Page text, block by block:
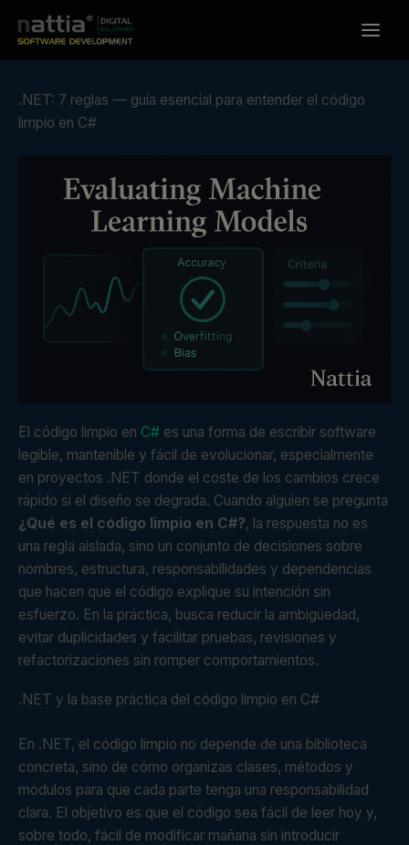
contenido
.NET: 7 reglas — guía esencial para entender el código
limpio en C#
El código limpio en C# es una forma de escribir software
legible, mantenible y fácil de evolucionar, especialmente
en proyectos .NET donde el coste de los cambios crece
rápido si el diseño se degrada. Cuando alguien se pregunta
¿Qué es el código limpio en C#?, la respuesta no es
una regla aislada, sino un conjunto de decisiones sobre
nombres, estructura, responsabilidades y dependencias
que hacen que el código explique su intención sin
esfuerzo. En la práctica, busca reducir la ambigüedad,
evitar duplicidades y facilitar pruebas, revisiones y
refactorizaciones sin romper comportamientos.
.NET y la base práctica del código limpio en C#
En .NET, el código limpio no depende de una biblioteca
concreta, sino de cómo organizas clases, métodos y
módulos para que cada parte tenga una responsabilidad
clara. El objetivo es que el código sea fácil de leer hoy y,
sobre todo, fácil de modificar mañana sin introducir